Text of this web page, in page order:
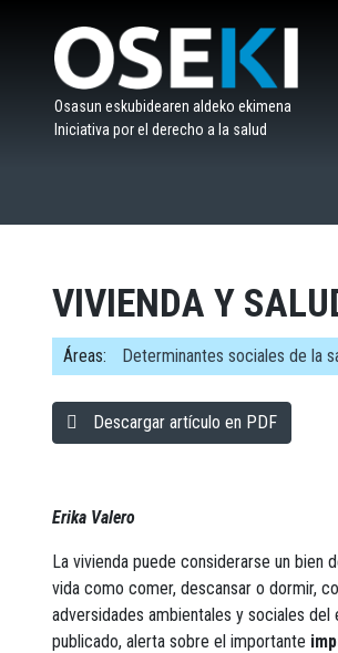
contenido
Osasun eskubidearen aldeko ekimena
Iniciativa por el derecho a la salud
VIVIENDA Y
Áreas: Determinantes sociales de la
Descargar artículo en PDF
Erika Valero
La vivienda puede considerarse un bien
vida como comer, descansar o dormir,
adversidades ambientales y sociales del
publicado, alerta sobre el importante